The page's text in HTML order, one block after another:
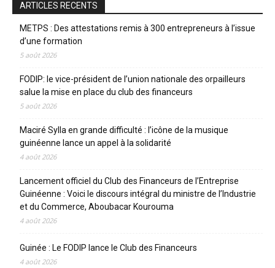
ARTICLES RECENTS
METPS : Des attestations remis à 300 entrepreneurs à l’issue
d’une formation
5 août 2026
FODIP: le vice-président de l’union nationale des orpailleurs
salue la mise en place du club des financeurs
5 août 2026
Maciré Sylla en grande difficulté : l’icône de la musique
guinéenne lance un appel à la solidarité
4 août 2026
Lancement officiel du Club des Financeurs de l’Entreprise
Guinéenne : Voici le discours intégral du ministre de l’Industrie
et du Commerce, Aboubacar Kourouma
4 août 2026
Guinée : Le FODIP lance le Club des Financeurs
4 août 2026